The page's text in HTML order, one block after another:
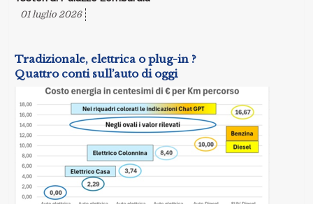
01 luglio 2026
Tradizionale, elettrica o plug-in ?
Quattro conti sull’auto di oggi